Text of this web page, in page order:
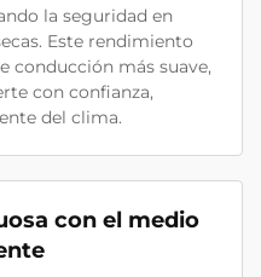
la seguridad en
Este rendimiento
conducción más suave,
con confianza,
del clima.
con el medio